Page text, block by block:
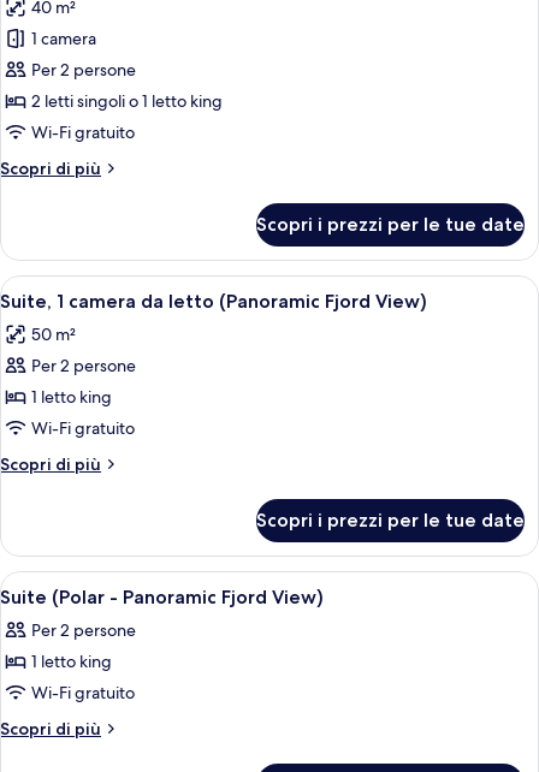
le
foto
per
Suite,
1
da
40 m²
1 camera
Per 2 persone
2 letti singoli o 1 letto king
Wi-Fi gratuito
Scopri di più
Altri
1
camera
da
Scopri i prezzi per le tue date
Apri
tutte
le
foto
per
Suite,
1
camera
letto
(Panoramic
Fjord
View)
Un letto rifatto con un cuscino
13
Suite, 1 camera da letto (Panoramic Fjord View)
50 m²
Per 2 persone
1 letto king
Wi-Fi gratuito
Scopri di più
Altri
1
camera
da
(Panoramic
Fjord
Scopri i prezzi per le tue date
Apri
tutte
le
foto
per
Suite
Una camera da letto moderna con
11
Suite (Polar - Panoramic Fjord View)
Per 2 persone
1 letto king
Wi-Fi gratuito
Scopri di più
Altri